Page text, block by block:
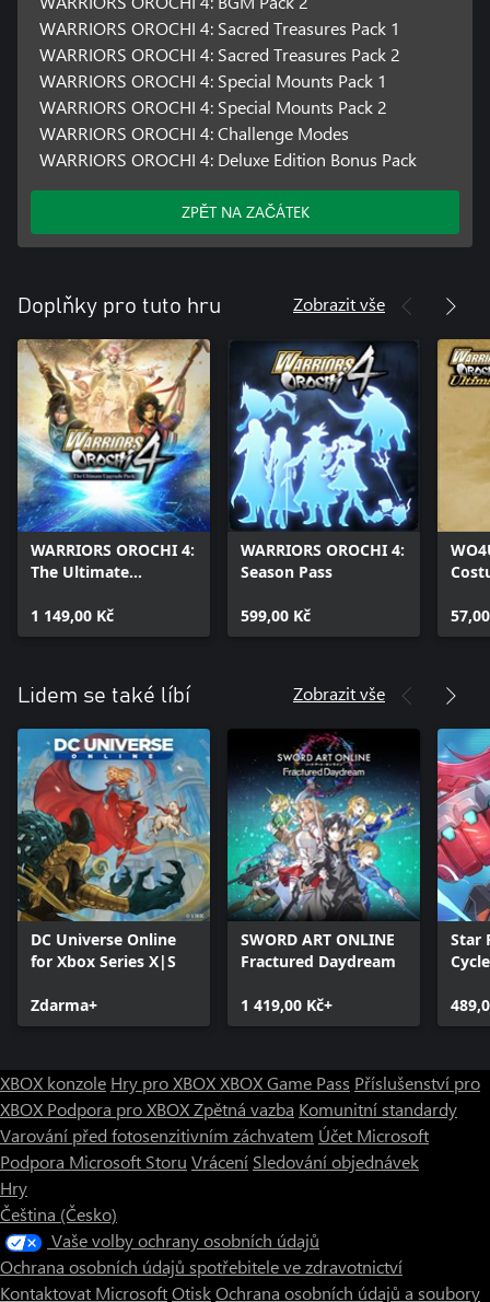
WARRIORS OROCHI 4: Sacred Treasures Pack 1
WARRIORS OROCHI 4: Sacred Treasures Pack 2
WARRIORS OROCHI 4: Special Mounts Pack 1
WARRIORS OROCHI 4: Special Mounts Pack 2
WARRIORS OROCHI 4: Challenge Modes
WARRIORS OROCHI 4: Deluxe Edition Bonus Pack
ZPĚT NA ZAČÁTEK
Doplňky pro tuto hru Zobrazit vše
WARRIORS OROCHI 4:
The Ultimate
1 149,00 Kč
WARRIORS OROCHI 4:
Season Pass
599,00 Kč
Lidem se také líbí Zobrazit vše
DC Universe Online
for Xbox Series X|S
Zdarma+
SWORD ART ONLINE
Fractured Daydream
1 419,00 Kč+
Star
Cycle
XBOX konzole Hry pro XBOXXBOX Game Pass Příslušenství pro
XBOX Podpora pro XBOXZpětná vazba Komunitní standardy
Varování před fotosenzitivním záchvatem Účet Microsoft
Podpora Microsoft Storu Vrácení Sledování objednávek
Hry
Čeština (Česko)
Vaše volby ochrany osobních údajů
Ochrana osobních údajů spotřebitele ve zdravotnictví
Kontaktovat MicrosoftOtiskOchrana osobních údajů a soubory